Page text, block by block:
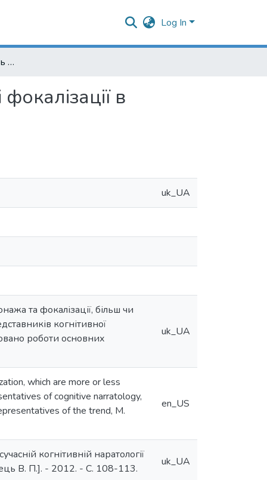
Log In
Переосмислення понять наративності, персонажа і фокалізації в сучасній когнітивній наратології
в
uk_UA
та фокалізації, більш чи
когнітивної
роботи основних
uk_UA
which are more or less
of cognitive narratology,
of the trend, M.
en_US
когнітивній наратології
В. П.]. - 2012. - С. 108-113.
uk_UA